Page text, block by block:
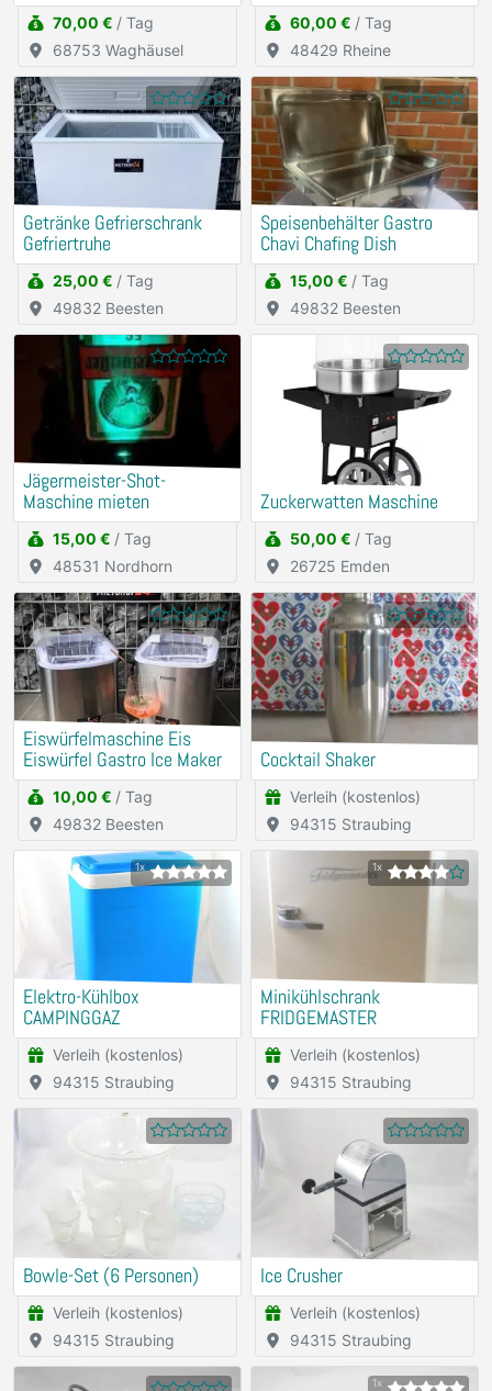
70,00 € / Tag
68753 Waghäusel
60,00 € / Tag
48429 Rheine
Getränke Gefrierschrank
Gefriertruhe
25,00 € / Tag
49832 Beesten
Speisenbehälter Gastro
Chavi Chafing Dish
15,00 € / Tag
49832 Beesten
Jägermeister-Shot-
Maschine mieten
15,00 € / Tag
48531 Nordhorn
Zuckerwatten Maschine
50,00 € / Tag
26725 Emden
Eiswürfelmaschine Eis
Eiswürfel Gastro Ice Maker
10,00 € / Tag
49832 Beesten
Cocktail Shaker
Verleih (kostenlos)
94315 Straubing
1x
Elektro-Kühlbox
CAMPINGGAZ
Verleih (kostenlos)
94315 Straubing
1x
Minikühlschrank
FRIDGEMASTER
Verleih (kostenlos)
94315 Straubing
Bowle-Set (6 Personen)
Verleih (kostenlos)
94315 Straubing
Ice Crusher
Verleih (kostenlos)
94315 Straubing
1x